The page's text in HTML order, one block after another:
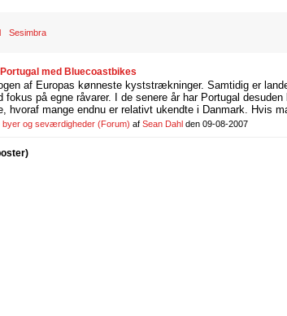
Sesimbra
med Bluecoastbikes
af Europas kønneste kyststrækninger. Samtidig er
fokus på egne råvarer. I de senere år har Portugal
hvoraf mange endnu er relativt ukendte i Danmark. Hvis
byer og seværdigheder (Forum) af Sean Dahl den 09-08-2007